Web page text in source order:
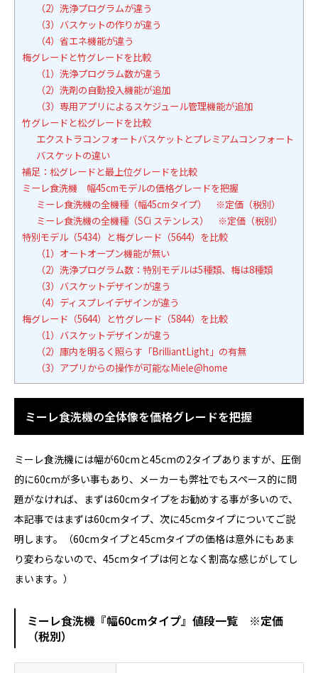
（2）洗浄プログラムが違う
（3）バスケットの作りが違う
（4）省エネ機能が違う
梅グレードと竹グレードを比較
（1）洗浄プログラム数が違う
（2）洗剤の自動投入機能が追加
（3）専用アプリによるスケジュール管理機能が追加
竹グレードと松グレードを比較
エクストラコンフォートバスケットとプレミアムコンフォート
バスケットの違い
補足：松グレードと最上位グレードを比較
ミーレ食洗機 幅45cmモデルの価格グレードを把握
ミーレ食洗機の全機種（幅45cmタイプ） ※定価（税別）
ミーレ食洗機の全機種（SCi ステンレス） ※定価（税別）
特別モデル（5434）と梅グレード（5644）を比較
（1）オートオープン機能が無い
（2）洗浄プログラム数：特別モデルは5種類、梅は8種類
（3）バスケットデザインが違う
（4）ディスプレイデザインが違う
梅グレード（5644）と竹グレード（5844）を比較
（1）バスケットデザインが違う
（2）庫内を明るく照らす「BrilliantLight」の有無
（3）アプリからの操作が可能なMiele@home
ミーレ食洗機の全体像を価格グレードを把握
ミーレ食洗機には幅が60cmと45cmの2タイプありますが、圧倒
的に60cmが多い事もあり、メーカーも弊社でもスペース的に問
題がなければ、まずは60cmタイプをお勧めする事が多いので、
本記事ではまずは60cmタイプ、次に45cmタイプについてご説
明します。（60cmタイプと45cmタイプの価格は意外にもあま
り変わらないので、45cmタイプは何となく割高な感じがしてし
まいます。）
ミーレ食洗機『幅60cmタイプ』値段一覧 ※定価
（税別）